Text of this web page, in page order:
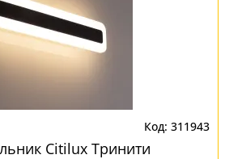
311943
Citilux Тринити